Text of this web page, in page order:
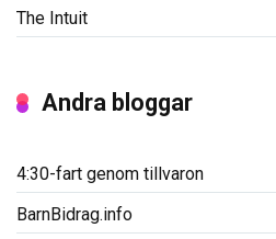
The Intuit
Andra bloggar
4:30-fart genom tillvaron
BarnBidrag.info